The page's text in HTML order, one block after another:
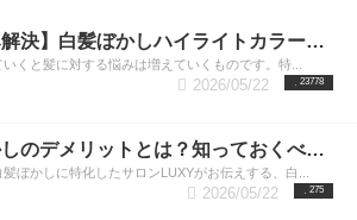
【お悩み解決】白髪ぼかしハイライトカラーをすれば気になる白髪が目立たない！／東京・渋谷エリア
くと髪に対する悩みは増えていくものです。特...
23778
2026/05/22
白髪ぼかしのデメリットとは？知っておくべき5つの項目をプロが解説
髪ぼかしに特化したサロンLUXYがお伝えする、白...
275
2026/05/22